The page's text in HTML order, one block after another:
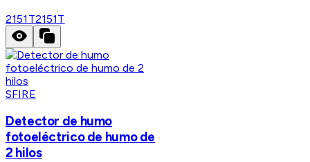
2151T2151T
SFIRE
Detector de humo
fotoeléctrico de humo de
2 hilos